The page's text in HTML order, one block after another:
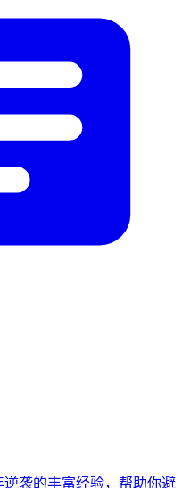
袭的丰富经验，帮助你避